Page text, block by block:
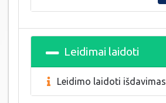
Leidimai laidoti
Leidimo laidoti išdavimas